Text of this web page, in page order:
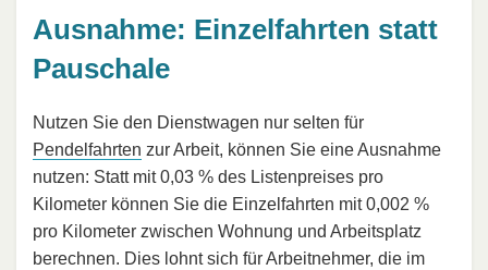
Ausnahme: Einzelfahrten statt
Pauschale
Nutzen Sie den Dienstwagen nur selten für
Pendelfahrten zur Arbeit, können Sie eine Ausnahme
nutzen: Statt mit 0,03 % des Listenpreises pro
Kilometer können Sie die Einzelfahrten mit 0,002 %
pro Kilometer zwischen Wohnung und Arbeitsplatz
berechnen. Dies lohnt sich für Arbeitnehmer, die im